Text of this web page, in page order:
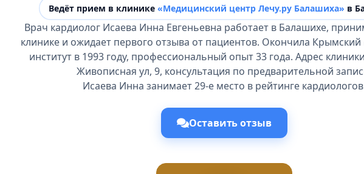
Ведёт прием в клинике «Медицинский центр Лечу.ру Балашиха» в
Врач кардиолог Исаева Инна Евгеньевна работает в Балашихе,
клинике и ожидает первого отзыва от пациентов. Окончила
институт в 1993 году, профессиональный опыт 33 года. Адрес
Живописная ул, 9, консультация по предварительной
Исаева Инна занимает 29-е место в рейтинге
Оставить отзыв